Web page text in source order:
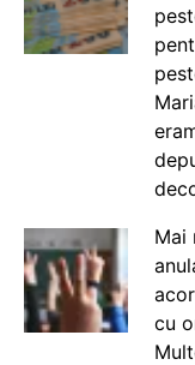
Mai
cu